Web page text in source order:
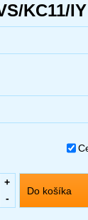
KC11/
Do košíka
-
+